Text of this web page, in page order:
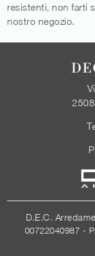
resistenti, non farti
nostro negozio.
D.E.C.
00722040987 -